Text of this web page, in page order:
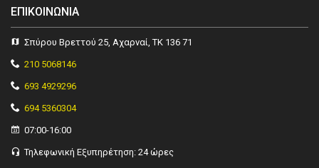
ΕΠΙΚΟΙΝΩΝΊΑ
Σπύρου Βρεττού 25, Αχαρναί, ΤΚ 136 71
210 5068146
693 4929296
694 5360304
07:00-16:00
Τηλεφωνική Εξυπηρέτηση: 24 ώρες